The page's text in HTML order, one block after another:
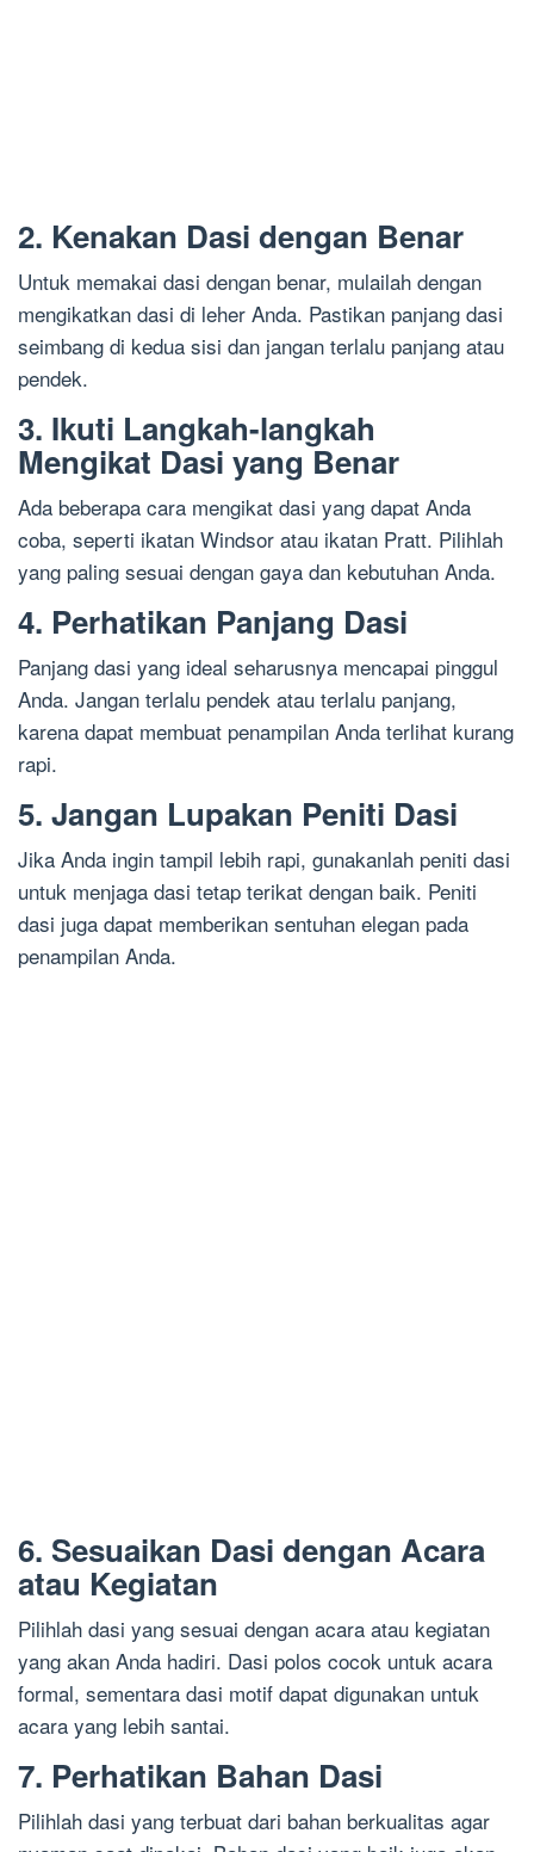
2. Kenakan Dasi dengan Benar
Untuk memakai dasi dengan benar, mulailah dengan
mengikatkan dasi di leher Anda. Pastikan panjang dasi
seimbang di kedua sisi dan jangan terlalu panjang atau
pendek.
3. Ikuti Langkah-langkah
Mengikat Dasi yang Benar
Ada beberapa cara mengikat dasi yang dapat Anda
coba, seperti ikatan Windsor atau ikatan Pratt. Pilihlah
yang paling sesuai dengan gaya dan kebutuhan Anda.
4. Perhatikan Panjang Dasi
Panjang dasi yang ideal seharusnya mencapai pinggul
Anda. Jangan terlalu pendek atau terlalu panjang,
karena dapat membuat penampilan Anda terlihat kurang
rapi.
5. Jangan Lupakan Peniti Dasi
Jika Anda ingin tampil lebih rapi, gunakanlah peniti dasi
untuk menjaga dasi tetap terikat dengan baik. Peniti
dasi juga dapat memberikan sentuhan elegan pada
penampilan Anda.
6. Sesuaikan Dasi dengan Acara
atau Kegiatan
Pilihlah dasi yang sesuai dengan acara atau kegiatan
yang akan Anda hadiri. Dasi polos cocok untuk acara
formal, sementara dasi motif dapat digunakan untuk
acara yang lebih santai.
7. Perhatikan Bahan Dasi
Pilihlah dasi yang terbuat dari bahan berkualitas agar